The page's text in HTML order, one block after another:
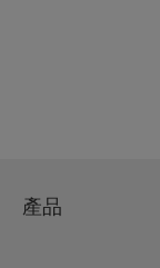
產品